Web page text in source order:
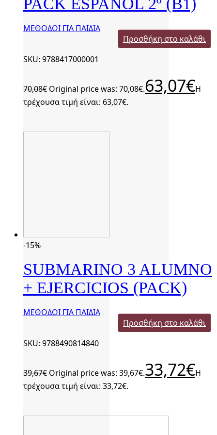
PACK ESPAÑOL 2º (Β1)
ΜΕΘΟΔΟΙ ΓΙΑ ΠΑΙΔΙΑ
Προσθήκη στο καλάθι
SKU: 9788417000001
70,08€ Original price was: 70,08€.63,07€Η
τρέχουσα τιμή είναι: 63,07€.
-15%
SUBMARINO 3 ALUMNO
+ EJERCICIOS (PACK)
ΜΕΘΟΔΟΙ ΓΙΑ ΠΑΙΔΙΑ
Προσθήκη στο καλάθι
SKU: 9788490814840
39,67€ Original price was: 39,67€.33,72€Η
τρέχουσα τιμή είναι: 33,72€.